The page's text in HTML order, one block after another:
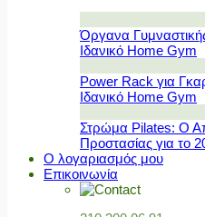
Όργανα
Ιδανικό Home Gym
Power Rack για
Ιδανικό Home Gym
Στρώμα Pilates: Ο
Προστασίας για το
Ο λογαριασμός μου
Επικοινωνία